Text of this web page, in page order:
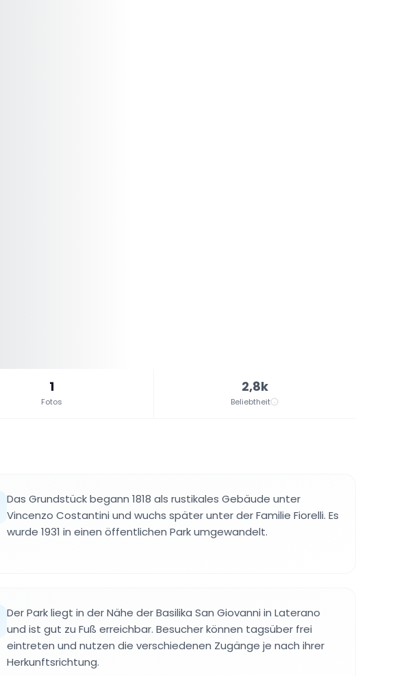
1
Fotos
2,8k
Beliebtheit
Das Grundstück begann 1818 als rustikales Gebäude unter
Vincenzo Costantini und wuchs später unter der Familie Fiorelli. Es
wurde 1931 in einen öffentlichen Park umgewandelt.
Der Park liegt in der Nähe der Basilika San Giovanni in Laterano
und ist gut zu Fuß erreichbar. Besucher können tagsüber frei
eintreten und nutzen die verschiedenen Zugänge je nach ihrer
Herkunftsrichtung.